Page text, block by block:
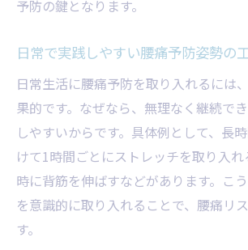
腰痛予防に欠かせない作業中
腰痛予防を叶える姿勢改善の
腰痛対策として意識したい
腰痛に負けない体づくりの
腰痛を防ぐための生活空間づ
腰痛予防と運動習慣の相乗
腰痛改善を目指すためのセ
予防の鍵となります。
日常で実践しやすい腰痛予防姿勢の
日常生活に腰痛予防を取り入れるには
果的です。なぜなら、無理なく継続で
しやすいからです。具体例として、長
けて1時間ごとにストレッチを取り入
時に背筋を伸ばすなどがあります。こ
を意識的に取り入れることで、腰痛リ
す。